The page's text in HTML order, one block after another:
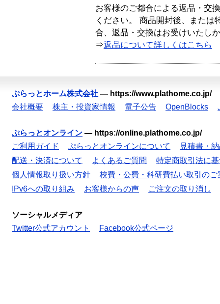
お客様のご都合による返品・交
ください。 商品開封後、または
合、返品・交換はお受けいたし
⇒返品について詳しくはこちら
ぷらっとホーム株式会社 — https://www.plathome.co.jp/
会社概要
株主・投資家情報 電子公告 OpenBlocks
ぷらっとオンライン — https://online.plathome.co.jp/
ご利用ガイド
ぷらっとオンラインについて
見積書・
配送・決済について
よくあるご質問
特定商取引法に
個人情報取り扱い方針
校費・公費・科研費払い取引のご
IPv6への取り組み
お客様からの声 ご注文の取り消し
ソーシャルメディア
Twitter公式アカウント
Facebook公式ページ